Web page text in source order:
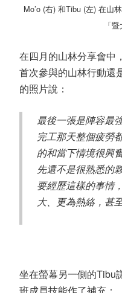
Mo’o (右) 和Tibu (左) 在山
「
在四月的山林分享會中，
首次參與的山林行動還
的照片說：
最後一張是陣容最
完工那天整個疲勞
的和當下情境很興
先還不是很熟悉的
要經歷這樣的事情
大、更為熱絡，甚
坐在螢幕另一側的Tibu
班成員技能作了補充：